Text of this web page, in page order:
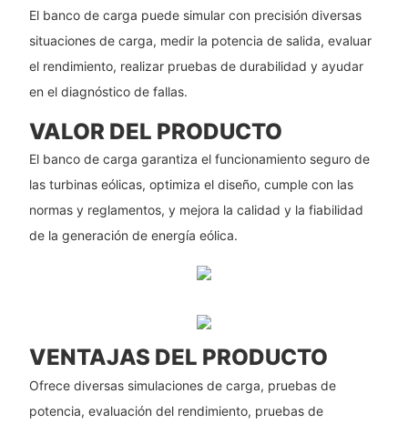
El banco de carga puede simular con precisión diversas
situaciones de carga, medir la potencia de salida, evaluar
el rendimiento, realizar pruebas de durabilidad y ayudar
en el diagnóstico de fallas.
VALOR DEL PRODUCTO
El banco de carga garantiza el funcionamiento seguro de
las turbinas eólicas, optimiza el diseño, cumple con las
normas y reglamentos, y mejora la calidad y la fiabilidad
de la generación de energía eólica.
VENTAJAS DEL PRODUCTO
Ofrece diversas simulaciones de carga, pruebas de
potencia, evaluación del rendimiento, pruebas de